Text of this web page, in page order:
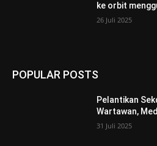
ke orbit
26 Juli 2025
POPULAR POSTS
Pelantikan
Wartawan,
31 Juli 2025